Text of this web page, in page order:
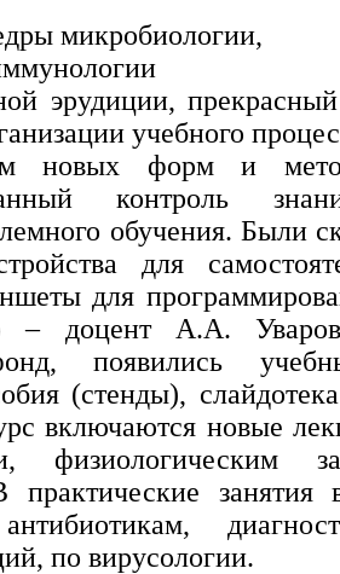
эрудиции, прекрасный
учебного
новых форм и
контроль
обучения. Были
для
для
– доцент А.А.
появились
(стенды),
включаются новые
физиологическим
занятия
по вирусологии.